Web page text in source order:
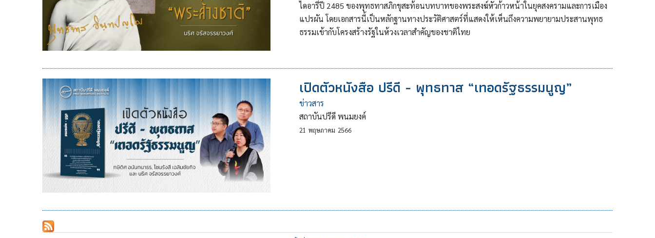
ไดอารี่ปี 2485 ของพุทธทาสภิกขุสะท้อนบทบาทของพระสงฆ์หัวก้าวหน้าในยุคสงครามและการเมือง
แปรผัน โดยเอกสารนี้เป็นหลักฐานทางประวัติศาสตร์ที่แสดงให้เห็นถึงความพยายามประสานพุทธ
ธรรมเข้ากับโครงสร้างรัฐในห้วงเวลาสำคัญของชาติไทย
เปิดตัวหนังสือ ปรีดี - พุทธทาส “เทอดรัฐธรรมนูญ”
ข่าวสาร
สถาบันปรีดี พนมยงค์
21 พฤษภาคม 2566